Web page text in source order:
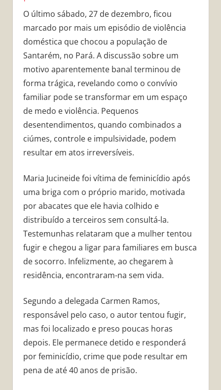
O último sábado, 27 de dezembro, ficou
marcado por mais um episódio de violência
doméstica que chocou a população de
Santarém, no Pará. A discussão sobre um
motivo aparentemente banal terminou de
forma trágica, revelando como o convívio
familiar pode se transformar em um espaço
de medo e violência. Pequenos
desentendimentos, quando combinados a
ciúmes, controle e impulsividade, podem
resultar em atos irreversíveis.
Maria Jucineide foi vítima de feminicídio após
uma briga com o próprio marido, motivada
por abacates que ele havia colhido e
distribuído a terceiros sem consultá-la.
Testemunhas relataram que a mulher tentou
fugir e chegou a ligar para familiares em busca
de socorro. Infelizmente, ao chegarem à
residência, encontraram-na sem vida.
Segundo a delegada Carmen Ramos,
responsável pelo caso, o autor tentou fugir,
mas foi localizado e preso poucas horas
depois. Ele permanece detido e responderá
por feminicídio, crime que pode resultar em
pena de até 40 anos de prisão.